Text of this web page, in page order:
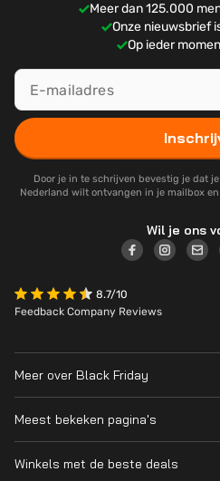
Meer dan 125.000
Onze nieuwsbrief
Op ieder
Door je in te schrijven bevestig je dat
Nederland wilt ontvangen in je mailbox
Wil je ons
8.7/10
Feedback Company Reviews
Meer over Black Friday
Wanneer is Black Friday?
Cyber Monday 2026
Meest bekeken pagina's
Winkels met de beste deals